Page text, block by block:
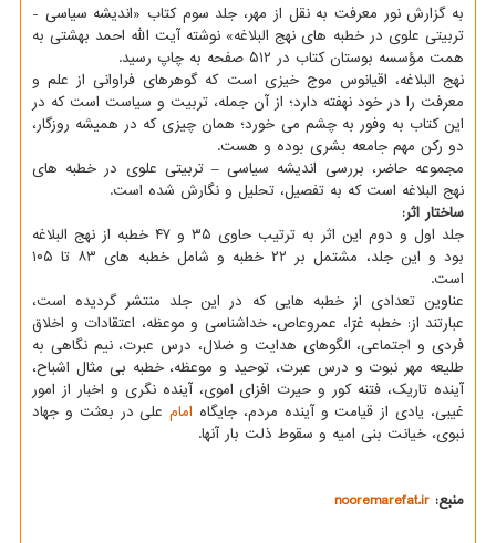
به گزارش نور معرفت به نقل از مهر، جلد سوم کتاب «اندیشه سیاسی -
تربیتی علوی در خطبه های نهج البلاغه» نوشته آیت الله احمد بهشتی به
همت مؤسسه بوستان کتاب در ۵۱۲ صفحه به چاپ رسید.
نهج البلاغه، اقیانوس موج خیزی است که گوهرهای فراوانی از علم و
معرفت را در خود نهفته دارد؛ از آن جمله، تربیت و سیاست است که در
این کتاب به وفور به چشم می خورد؛ همان چیزی که در همیشه روزگار،
دو رکن مهم جامعه بشری بوده و هست.
مجموعه حاضر، بررسی اندیشه سیاسی – تربیتی علوی در خطبه های
نهج البلاغه است که به تفصیل، تحلیل و نگارش شده است.
ساختار اثر:
جلد اول و دوم این اثر به ترتیب حاوی ۳۵ و ۴۷ خطبه از نهج البلاغه
بود و این جلد، مشتمل بر ۲۲ خطبه و شامل خطبه های ۸۳ تا ۱۰۵
است.
عناوین تعدادی از خطبه هایی که در این جلد منتشر گردیده است،
عبارتند از: خطبه غرّا، عمروعاص، خداشناسی و موعظه، اعتقادات و اخلاق
فردی و اجتماعی، الگوهای هدایت و ضلال، درس عبرت، نیم نگاهی به
طلیعه مهر نبوت و درس عبرت، توحید و موعظه، خطبه بی مثال اشباح،
آینده تاریک، فتنه کور و حیرت افزای اموی، آینده نگری و اخبار از امور
غیبی، یادی از قیامت و آینده مردم، جایگاه امامعلی در بعثت و جهاد
نبوی، خیانت بنی امیه و سقوط ذلت بار آنها.
منبع: nooremarefat.ir